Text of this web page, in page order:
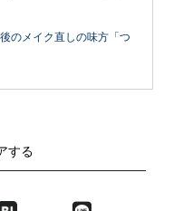
のメイク直しの味方「つ
する